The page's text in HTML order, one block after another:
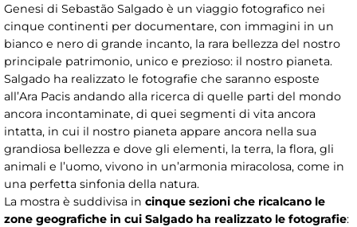
Genesi di Sebastão Salgado è un viaggio fotografico nei
cinque continenti per documentare, con immagini in un
bianco e nero di grande incanto, la rara bellezza del nostro
principale patrimonio, unico e prezioso: il nostro pianeta.
Salgado ha realizzato le fotografie che saranno esposte
all’Ara Pacis andando alla ricerca di quelle parti del mondo
ancora incontaminate, di quei segmenti di vita ancora
intatta, in cui il nostro pianeta appare ancora nella sua
grandiosa bellezza e dove gli elementi, la terra, la flora, gli
animali e l’uomo, vivono in un’armonia miracolosa, come in
una perfetta sinfonia della natura.
La mostra è suddivisa in cinque sezioni che ricalcano le
zone geografiche in cui Salgado ha realizzato le fotografie: